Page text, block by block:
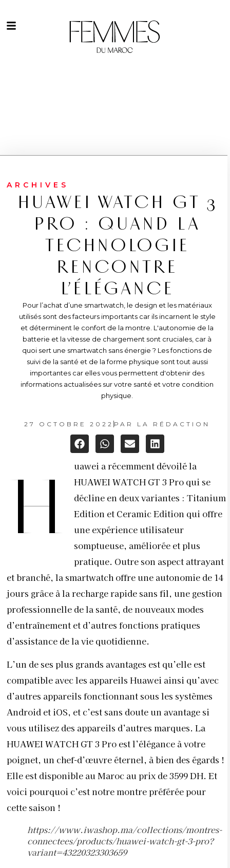
ARCHIVES
HUAWEI WATCH GT 3
PRO : QUAND LA
TECHNOLOGIE
RENCONTRE
L’ÉLÉGANCE
Pour l’achat d’une smartwatch, le design et les matériaux
utilisés sont des facteurs importants car ils incarnent le style
et déterminent le confort de la montre. L'autonomie de la
batterie et la vitesse de chargement sont cruciales, car à
quoi sert une smartwatch sans énergie ? Les fonctions de
suivi de la santé et de la forme physique sont tout aussi
importantes car elles vous permettent d'obtenir des
informations actualisées sur votre santé et votre condition
physique.
27 OCTOBRE 2022 PAR LA RÉDACTION
H
uawei a récemment dévoilé la
HUAWEI WATCH GT 3 Pro qui se
décline en deux variantes : Titanium
Edition et Ceramic Edition qui offre
une expérience utilisateur
somptueuse, améliorée et plus
pratique. Outre son aspect attrayant
et branché, la smartwatch offre une autonomie de 14
jours grâce à la recharge rapide sans fil, une gestion
professionnelle de la santé, de nouveaux modes
d’entraînement et d’autres fonctions pratiques
d’assistance de la vie quotidienne.
L’un de ses plus grands avantages est qu’elle est
compatible avec les appareils Huawei ainsi qu’avec
d’autres appareils fonctionnant sous les systèmes
Android et iOS, et c’est sans doute un avantage si
vous utilisez des appareils d’autres marques. La
HUAWEI WATCH GT 3 Pro est l’élégance à votre
poignet, un chef-d’œuvre éternel, à bien des égards !
Elle est disponible au Maroc au prix de 3599 DH. Et
voici pourquoi c’est notre montre préférée pour
cette saison !
https://www.iwashop.ma/collections/montres-
connectees/products/huawei-watch-gt-3-pro?
variant=43220323303659